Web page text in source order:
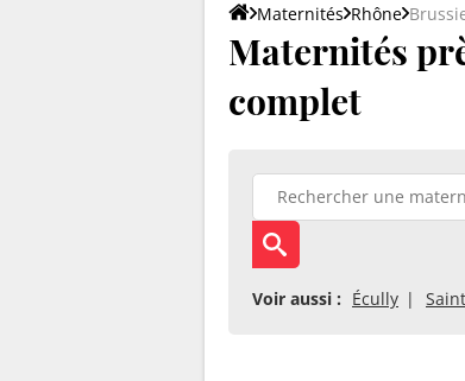
Maternités Rhône
Maternités
complet
Voir aussi : Écully